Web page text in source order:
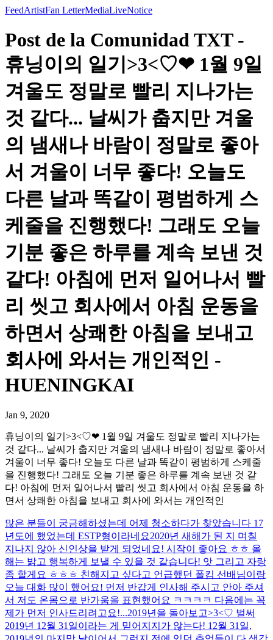
FeedArtistFan LetterMediaLiveNotice
Post de la Comunidad TXT -
휴닝이의 일기>3<♡❤ 1월 9일
겨울도 정말로 빨리 지나가는
것 같다... 날씨가 춥지만 겨울
의 냄새나 바람이 정말로 좋아
서 겨울이 너무 좋다! 오늘도
다른 날과 똑같이 평범하게 스
케줄을 진행했다! 그래도 오늘
기분 좋은 하루를 계속 보낸 것
같다! 아침에 먼저 일어나서 빨
리 씻고 회사에서 아침 운동을
하면서 상쾌한 아침을 보내고
회사에 와서는 개인적인 -
HUENINGKAI
Jan 9, 2020
휴닝이의 일기>3<♡❤ 1월 9일 겨울도 정말로 빨리 지나가는
것 같다... 날씨가 춥지만 겨울의 냄새나 바람이 정말로 좋아서
겨울이 너무 좋다! 오늘도 다른 날과 똑같이 평범하게 스케줄
을 진행했다! 그래도 오늘 기분 좋은 하루를 계속 보낸 것 같
다! 아침에 먼저 일어나서 빨리 씻고 회사에서 아침 운동을 하
면서 상쾌한 아침을 보내고 회사에 와서는 개인적인
많은 분들이 궁금해하셨는데 어제 청소하다가 찾았습니다 17
년도에 했었는데 ESTP형이라네요2020년 새해가 된 지 며칠
지나지 않아 신인상을 받게 되었네요! 시작이 좋아요 ㅎㅎ 올
해는 밝고 행복하게 보낼 수 있을 것 같습니다! 앗 그리고 자랑
좀 할게요 ㅎㅎㅎ 친해지고 싶다고 언급했던 폴킴 선배님이랑
오늘 대화 많이 했어요! 먼저 반갑게 인사해 주시고 안아 주셔
서 저도 온몸으로 반가움을 표현했어요 ㅋㅋㅋㅋ 다음에는 꼭
제가 먼저 인사드리려고요!...2019년을 돌아보고>3<♡ 벌써
2019년 12월 31일이라는 게 믿어지지가 않는다! 12월 31일,